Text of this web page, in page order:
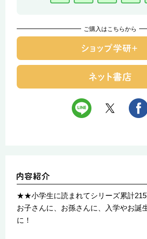
ご購入はこちらから
★★小学生に読まれてシリーズ累計
お子さんに、お孫さんに、入学やお誕
に！